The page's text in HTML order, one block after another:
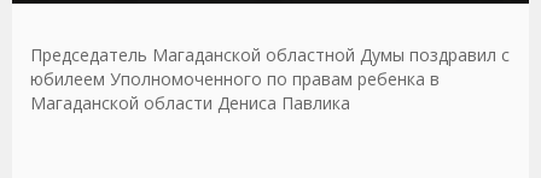
Председатель Магаданской областной Думы поздравил с
юбилеем Уполномоченного по правам ребенка в
Магаданской области Дениса Павлика